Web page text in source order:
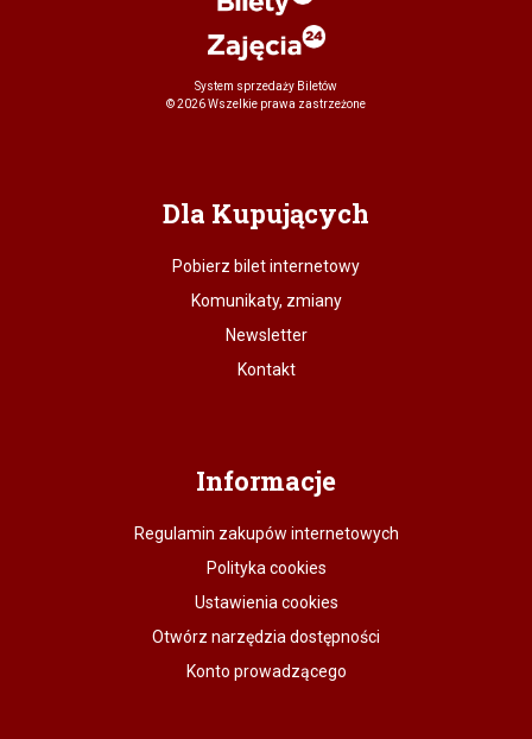
System sprzedaży Biletów
© 2026 Wszelkie prawa zastrzeżone
Dla Kupujących
Pobierz bilet internetowy
Komunikaty, zmiany
Newsletter
Kontakt
Informacje
Regulamin zakupów internetowych
Polityka cookies
Ustawienia cookies
Otwórz narzędzia dostępności
Konto prowadzącego